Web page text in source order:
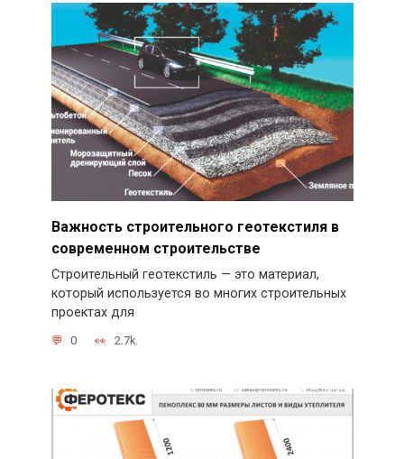
Важность строительного геотекстиля в
современном строительстве
Строительный геотекстиль — это материал,
который используется во многих строительных
проектах для
0 2.7k.